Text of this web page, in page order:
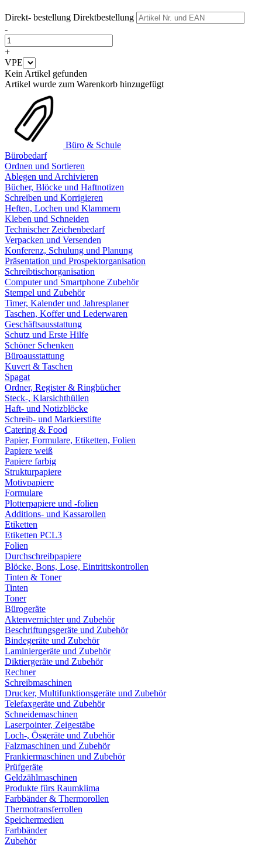
Direkt- bestellung Direktbestellung
-
+
VPE
Kein Artikel gefunden
Artikel wurde zum Warenkorb hinzugefügt
Büro & Schule
Bürobedarf
Ordnen und Sortieren
Ablegen und Archivieren
Bücher, Blöcke und Haftnotizen
Schreiben und Korrigieren
Heften, Lochen und Klammern
Kleben und Schneiden
Technischer Zeichenbedarf
Verpacken und Versenden
Konferenz, Schulung und Planung
Präsentation und Prospektorganisation
Schreibtischorganisation
Computer und Smartphone Zubehör
Stempel und Zubehör
Timer, Kalender und Jahresplaner
Taschen, Koffer und Lederwaren
Geschäftsausstattung
Schutz und Erste Hilfe
Schöner Schenken
Büroausstattung
Kuvert & Taschen
Spagat
Ordner, Register & Ringbücher
Steck-, Klarsichthüllen
Haft- und Notizblöcke
Schreib- und Markierstifte
Catering & Food
Papier, Formulare, Etiketten, Folien
Papiere weiß
Papiere farbig
Strukturpapiere
Motivpapiere
Formulare
Plotterpapiere und -folien
Additions- und Kassarollen
Etiketten
Etiketten PCL3
Folien
Durchschreibpapiere
Blöcke, Bons, Lose, Eintrittskontrollen
Tinten & Toner
Tinten
Toner
Bürogeräte
Aktenvernichter und Zubehör
Beschriftungsgeräte und Zubehör
Bindegeräte und Zubehör
Laminiergeräte und Zubehör
Diktiergeräte und Zubehör
Rechner
Schreibmaschinen
Drucker, Multifunktionsgeräte und Zubehör
Telefaxgeräte und Zubehör
Schneidemaschinen
Laserpointer, Zeigestäbe
Loch-, Ösgeräte und Zubehör
Falzmaschinen und Zubehör
Frankiermaschinen und Zubehör
Prüfgeräte
Geldzählmaschinen
Produkte fürs Raumklima
Farbbänder & Thermorollen
Thermotransferrollen
Speichermedien
Farbbänder
Zubehör